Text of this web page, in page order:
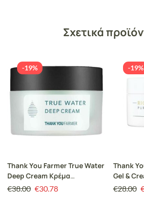
Σχετικά
-19%
Thank You Farmer True Water
Deep Cream Κρέμα
Προσώπου Βαθιάς
€38.00 €30.78
-19%
Thank
Gel &
€28.00